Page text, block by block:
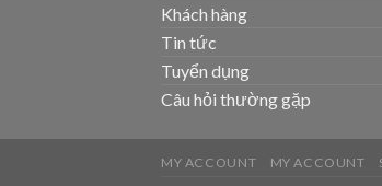
Khách hàng
Tin tức
Tuyển dụng
Câu hỏi thường gặp
MY ACCOUNT MY ACCOUNT